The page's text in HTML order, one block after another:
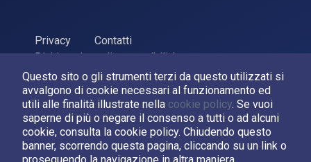
Questo sito o gli strumenti terzi da questo utilizzati si
avvalgono di cookie necessari al funzionamento ed
utili alle finalità illustrate nella cookie policy. Se vuoi
saperne di più o negare il consenso a tutti o ad alcuni
cookie, consulta la cookie policy. Chiudendo questo
banner, scorrendo questa pagina, cliccando su un link o
Privacy
Contatti
Dichiarazione di accessibilità
ASI Agenzia Spaziale Italiana, 2026. P.Iva 03638121008
Sviluppato daLPM
Seguici su: